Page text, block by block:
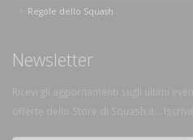
Regole dello Squash
Newsletter
Ricevi gli aggiornamenti sugli ultimi
offerte dello Store di Squash.it...